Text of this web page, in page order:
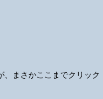
まさかここまでクリック